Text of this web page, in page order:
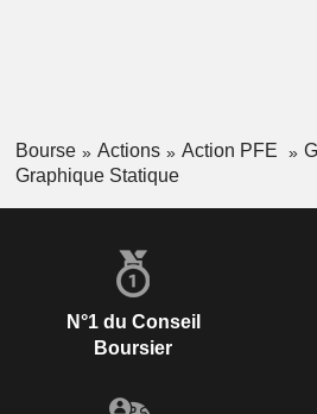
Bourse Actions Action PFE
Graphique Statique
N°1 du Conseil
Boursier